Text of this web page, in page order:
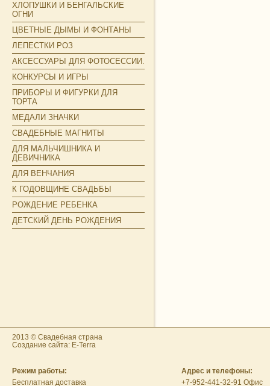
ХЛОПУШКИ И БЕНГАЛЬСКИЕ
ОГНИ
ЦВЕТНЫЕ ДЫМЫ И ФОНТАНЫ
ЛЕПЕСТКИ РОЗ
АКСЕССУАРЫ ДЛЯ ФОТОСЕССИИ.
КОНКУРСЫ И ИГРЫ
ПРИБОРЫ И ФИГУРКИ ДЛЯ
ТОРТА
МЕДАЛИ ЗНАЧКИ
СВАДЕБНЫЕ МАГНИТЫ
ДЛЯ МАЛЬЧИШНИКА И
ДЕВИЧНИКА
ДЛЯ ВЕНЧАНИЯ
К ГОДОВЩИНЕ СВАДЬБЫ
РОЖДЕНИЕ РЕБЕНКА
ДЕТСКИЙ ДЕНЬ РОЖДЕНИЯ
2013 © Свадебная страна
Создание сайта: E-Terra
Режим работы:
Бесплатная доставка
Адрес и телефоны:
+7-952-441-32-91 Офис